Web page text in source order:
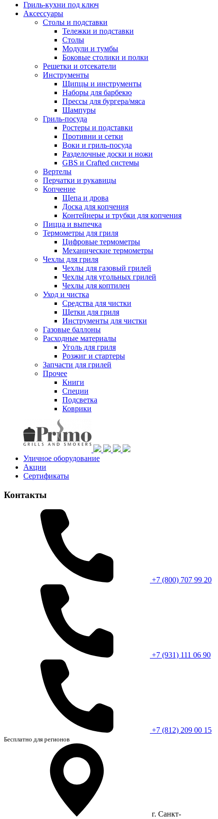
Гриль-кухни под ключ
Аксессуары
Столы и подставки
Тележки и подставки
Столы
Модули и тумбы
Боковые столики и полки
Решетки и отсекатели
Инструменты
Щипцы и инструменты
Наборы для барбекю
Прессы для бургера/мяса
Шампуры
Гриль-посуда
Ростеры и подставки
Противни и сетки
Воки и гриль-посуда
Разделочные доски и ножи
GBS и Crafted системы
Вертелы
Перчатки и рукавицы
Копчение
Щепа и дрова
Доска для копчения
Контейнеры и трубки для копчения
Пицца и выпечка
Термометры для гриля
Цифровые термометры
Механические термометры
Чехлы для гриля
Чехлы для газовый грилей
Чехлы для угольных грилей
Чехлы для коптилен
Уход и чистка
Средства для чистки
Щетки для гриля
Инструменты для чистки
Газовые баллоны
Расходные материалы
Уголь для гриля
Розжиг и стартеры
Запчасти для грилей
Прочее
Книги
Специи
Подсветка
Коврики
Уличное оборудование
Акции
Сертификаты
Контакты
+7 (800) 707 99 20
+7 (931) 111 06 90
+7 (812) 209 00 15
Бесплатно для регионов
г. Санкт-